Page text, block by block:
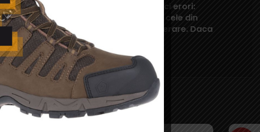
Rareori, acestea pot contine mici erori:
pot diferi in realitate fata de cele din
preaviz sau pot contine erori de operare. Daca
acesta.